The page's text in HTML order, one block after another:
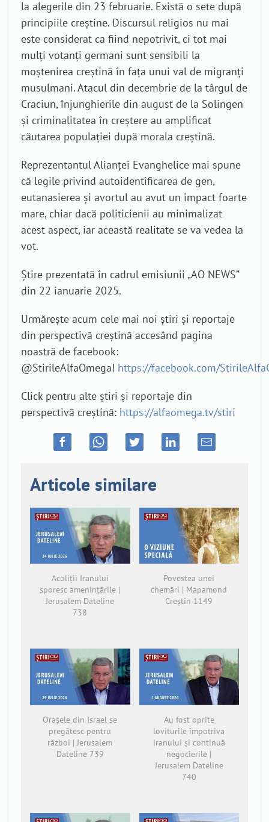
la alegerile din 23 februarie. Există o sete după
principiile creștine. Discursul religios nu mai
este considerat ca fiind nepotrivit, ci tot mai
mulți votanți germani sunt sensibili la
moștenirea creștină în fața unui val de migranți
musulmani. Atacul din decembrie de la târgul de
Craciun, înjunghierile din august de la Solingen
și criminalitatea în creștere au amplificat
căutarea populației după morala creștină.
Reprezentantul Alianței Evanghelice mai spune
că legile privind autoidentificarea de gen,
eutanasierea și avortul au avut un impact foarte
mare, chiar dacă politicienii au minimalizat
acest aspect, iar această realitate se va vedea la
vot.
Știre prezentată în cadrul emisiunii „AO NEWS”
din 22 ianuarie 2025.
Urmărește acum cele mai noi știri și reportaje
din perspectivă creștină accesând pagina
noastră de facebook:
@StirileAlfaOmega! https://facebook.com/
Click pentru alte știri și reportaje din
perspectivă creștină: https://alfaomega.tv/stiri
Articole similare
Acoliții Iranului
sporesc amenințările |
Jerusalem Dateline
738
Povestea unei
chemări | Mapamond
Creștin 1149
Orașele din Israel se
pregătesc pentru
război | Jerusalem
Dateline 739
Au fost oprite
loviturile împotriva
Iranului și continuă
negocierile |
Jerusalem Dateline
740